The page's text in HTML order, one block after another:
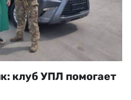
клуб УПЛ помогает